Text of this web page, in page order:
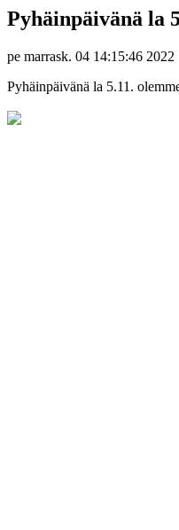
Pyhäinpäivänä la
pe marrask. 04 14:15:46 2022
Pyhäinpäivänä la 5.11.